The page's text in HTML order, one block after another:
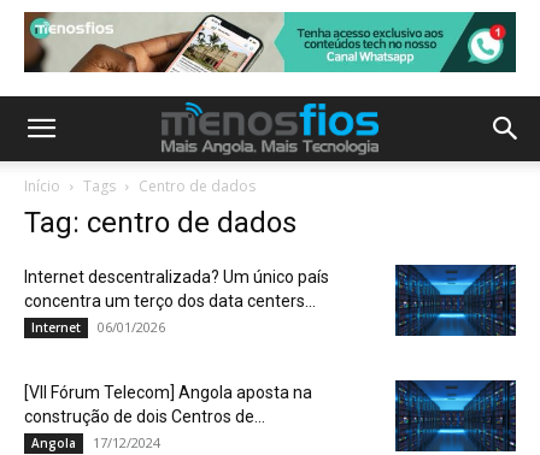
Início Tags Centro de dados
Tag: centro de dados
Internet descentralizada? Um único país
concentra um terço dos data centers...
Internet 06/01/2026
[VII Fórum Telecom] Angola aposta na
construção de dois Centros de...
Angola 17/12/2024